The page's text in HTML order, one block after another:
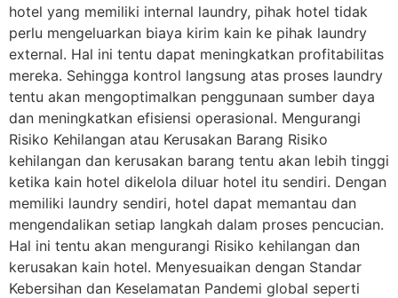
hotel yang memiliki internal laundry, pihak hotel tidak
perlu mengeluarkan biaya kirim kain ke pihak laundry
external. Hal ini tentu dapat meningkatkan profitabilitas
mereka. Sehingga kontrol langsung atas proses laundry
tentu akan mengoptimalkan penggunaan sumber daya
dan meningkatkan efisiensi operasional. Mengurangi
Risiko Kehilangan atau Kerusakan Barang Risiko
kehilangan dan kerusakan barang tentu akan lebih tinggi
ketika kain hotel dikelola diluar hotel itu sendiri. Dengan
memiliki laundry sendiri, hotel dapat memantau dan
mengendalikan setiap langkah dalam proses pencucian.
Hal ini tentu akan mengurangi Risiko kehilangan dan
kerusakan kain hotel. Menyesuaikan dengan Standar
Kebersihan dan Keselamatan Pandemi global seperti